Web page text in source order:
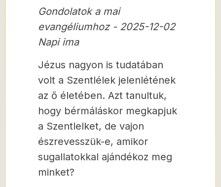
Gondolatok a mai
evangéliumhoz - 2025-12-02
Napi ima
Jézus nagyon is tudatában
volt a Szentlélek jelenlétének
az ő életében. Azt tanultuk,
hogy bérmáláskor megkapjuk
a Szentlelket, de vajon
észrevesszük-e, amikor
sugallatokkal ajándékoz meg
minket?